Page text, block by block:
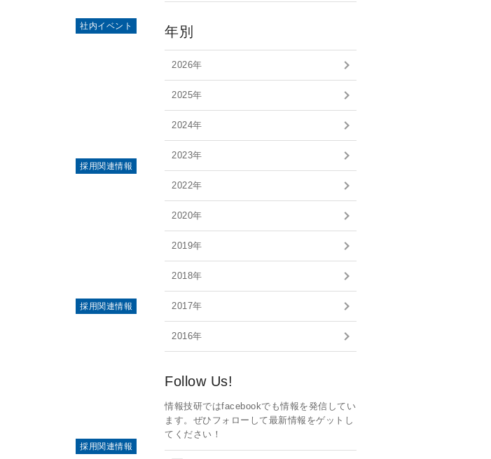
社内イベント
採用関連情報
採用関連情報
採用関連情報
年別
2026年
2025年
2024年
2023年
2022年
2020年
2019年
2018年
2017年
2016年
Follow Us!
情報技研ではfacebookでも情報を発信してい
ます。ぜひフォローして最新情報をゲットし
てください！